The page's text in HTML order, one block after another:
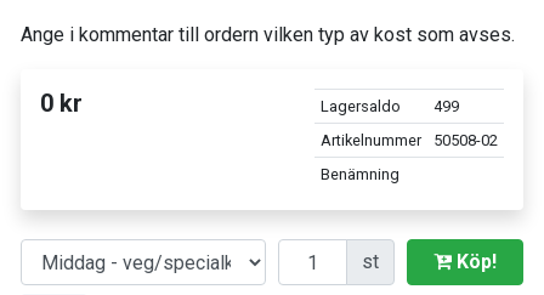
Ange i kommentar till ordern vilken typ av kost som avses.
0 kr Lagersaldo
499
Artikelnummer
50508-02
Benämning
Antal st Köp!